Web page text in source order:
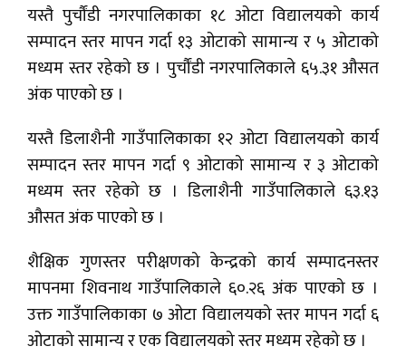
यस्तै पुर्चौंडी नगरपालिकाका १८ ओटा विद्यालयको कार्य
सम्पादन स्तर मापन गर्दा १३ ओटाको सामान्य र ५ ओटाको
मध्यम स्तर रहेको छ । पुर्चौंडी नगरपालिकाले ६५.३१ औसत
अंक पाएको छ ।
यस्तै डिलाशैनी गाउँपालिकाका १२ ओटा विद्यालयको कार्य
सम्पादन स्तर मापन गर्दा ९ ओटाको सामान्य र ३ ओटाको
मध्यम स्तर रहेको छ । डिलाशैनी गाउँपालिकाले ६३.१३
औसत अंक पाएको छ ।
शैक्षिक गुणस्तर परीक्षणको केन्द्रको कार्य सम्पादनस्तर
मापनमा शिवनाथ गाउँपालिकाले ६०.२६ अंक पाएको छ ।
उक्त गाउँपालिकाका ७ ओटा विद्यालयको स्तर मापन गर्दा ६
ओटाको सामान्य र एक विद्यालयको स्तर मध्यम रहेको छ ।